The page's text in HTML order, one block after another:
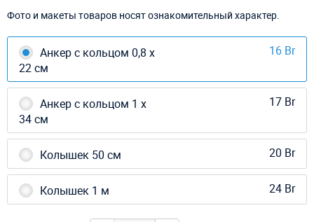
Фото и макеты товаров носят ознакомительный характер.
Анкер с кольцом 0,8 х
22 см
16 Br
Анкер с кольцом 1 х
34 см
17 Br
Колышек 50 см 20 Br
Колышек 1 м 24 Br